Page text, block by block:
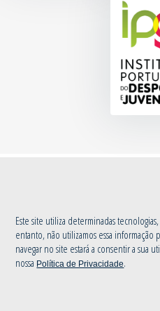
Este site utiliza determinadas
entanto, não utilizamos essa informação
navegar no site estará a consentir a sua
nossa Política de Privacidade.